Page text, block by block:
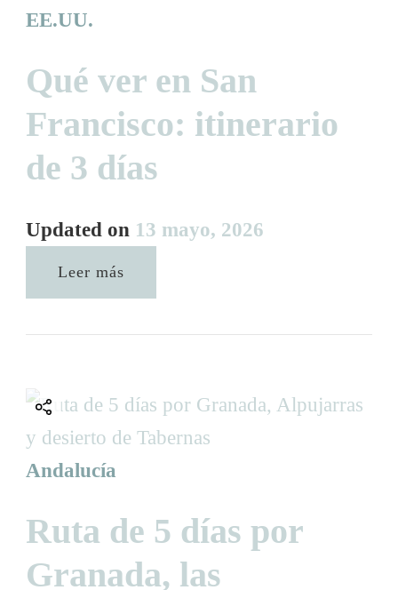
EE.UU.
Qué ver en San
Francisco: itinerario
de 3 días
Updated on 13 mayo, 2026
Leer más
Andalucía
Ruta de 5 días por
Granada, las